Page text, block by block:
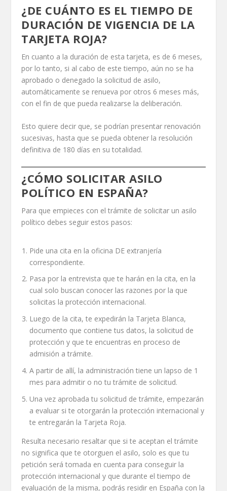
¿DE CUÁNTO ES EL TIEMPO DE
DURACIÓN DE VIGENCIA DE LA
TARJETA ROJA?
En cuanto a la duración de esta tarjeta, es de 6 meses,
por lo tanto, si al cabo de este tiempo, aún no se ha
aprobado o denegado la solicitud de asilo,
automáticamente se renueva por otros 6 meses más,
con el fin de que pueda realizarse la deliberación.
Esto quiere decir que, se podrían presentar renovación
sucesivas, hasta que se pueda obtener la resolución
definitiva de 180 días en su totalidad.
¿CÓMO SOLICITAR ASILO
POLÍTICO EN ESPAÑA?
Para que empieces con el trámite de solicitar un asilo
político debes seguir estos pasos:
Pide una cita en la oficina DE extranjería
correspondiente.
Pasa por la entrevista que te harán en la cita, en la
cual solo buscan conocer las razones por la que
solicitas la protección internacional.
Luego de la cita, te expedirán la Tarjeta Blanca,
documento que contiene tus datos, la solicitud de
protección y que te encuentras en proceso de
admisión a trámite.
A partir de allí, la administración tiene un lapso de 1
mes para admitir o no tu trámite de solicitud.
Una vez aprobada tu solicitud de trámite, empezarán
a evaluar si te otorgarán la protección internacional y
te entregarán la Tarjeta Roja.
Resulta necesario resaltar que si te aceptan el trámite
no significa que te otorguen el asilo, solo es que tu
petición será tomada en cuenta para conseguir la
protección internacional y que durante el tiempo de
evaluación de la misma, podrás residir en España con la